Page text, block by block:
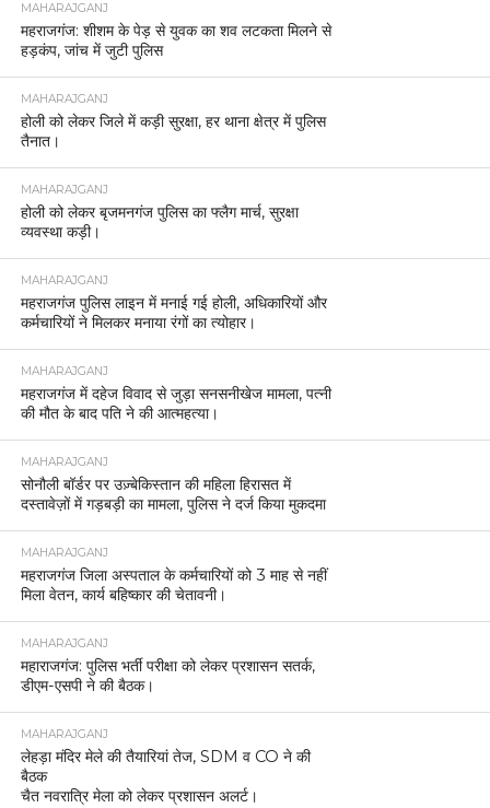
MAHARAJGANJ
महराजगंज: शीशम के पेड़ से युवक का शव लटकता मिलने से
हड़कंप, जांच में जुटी पुलिस
MAHARAJGANJ
होली को लेकर जिले में कड़ी सुरक्षा, हर थाना क्षेत्र में पुलिस
तैनात।
MAHARAJGANJ
होली को लेकर बृजमनगंज पुलिस का फ्लैग मार्च, सुरक्षा
व्यवस्था कड़ी।
MAHARAJGANJ
महराजगंज पुलिस लाइन में मनाई गई होली, अधिकारियों और
कर्मचारियों ने मिलकर मनाया रंगों का त्योहार।
MAHARAJGANJ
महराजगंज में दहेज विवाद से जुड़ा सनसनीखेज मामला, पत्नी
की मौत के बाद पति ने की आत्महत्या।
MAHARAJGANJ
सोनौली बॉर्डर पर उज़्बेकिस्तान की महिला हिरासत में
दस्तावेज़ों में गड़बड़ी का मामला, पुलिस ने दर्ज किया मुकदमा
MAHARAJGANJ
महराजगंज जिला अस्पताल के कर्मचारियों को 3 माह से नहीं
मिला वेतन, कार्य बहिष्कार की चेतावनी।
MAHARAJGANJ
महाराजगंज: पुलिस भर्ती परीक्षा को लेकर प्रशासन सतर्क,
डीएम-एसपी ने की बैठक।
MAHARAJGANJ
लेहड़ा मंदिर मेले की तैयारियां तेज, SDM व CO ने की
बैठक
चैत नवरात्रि मेला को लेकर प्रशासन अलर्ट।